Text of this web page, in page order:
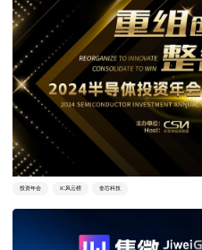
投资年会 IC风云榜 奎芯科技